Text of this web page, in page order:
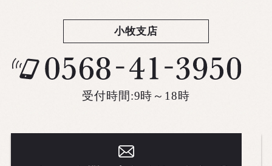
小牧支店
受付時間:9時～18時